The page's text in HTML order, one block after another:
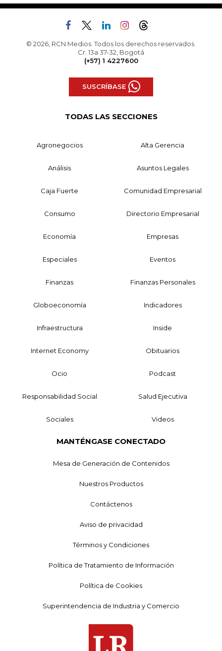
© 2026, RCN Medios. Todos los derechos reservados.
Cr. 13a 37-32, Bogotá
(+57) 1 4227600
SUSCRÍBASE
TODAS LAS SECCIONES
Agronegocios Alta Gerencia
Análisis Asuntos Legales
Caja Fuerte Comunidad Empresarial
Consumo Directorio Empresarial
Economía Empresas
Especiales Eventos
Finanzas Finanzas Personales
Globoeconomía Indicadores
Infraestructura Inside
Internet Economy Obituarios
Ocio Podcast
Responsabilidad Social Salud Ejecutiva
Sociales Videos
MANTÉNGASE CONECTADO
Mesa de Generación de Contenidos
Nuestros Productos
Contáctenos
Aviso de privacidad
Términos y Condiciones
Política de Tratamiento de Información
Política de Cookies
Superintendencia de Industria y Comercio